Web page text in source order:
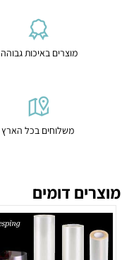
מוצרים באיכות גבוהה
משלוחים בכל הארץ
מוצרים דומים